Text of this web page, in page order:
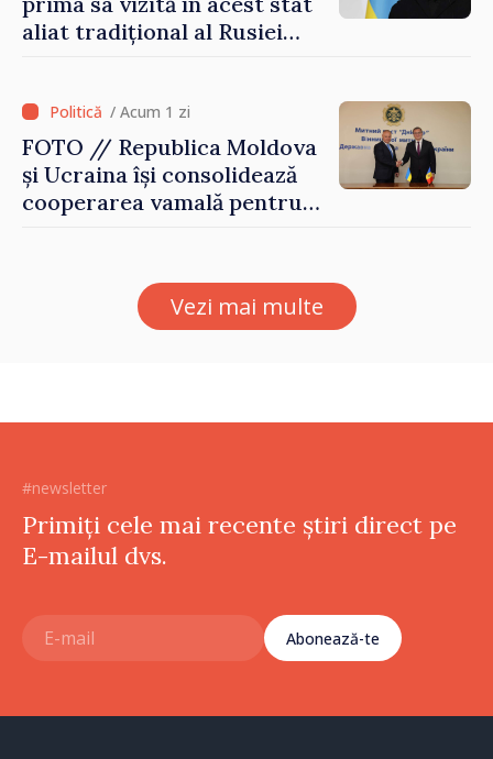
aliat tradițional al Rusiei
/ Acum 1 zi
FOTO // Republica Moldova
și Ucraina își consolidează
cooperarea vamală pentru
Reuniune la Moghiliov-
Vezi mai multe
#newsletter
Primiți cele mai recente știri direct pe
E-mailul dvs.
Abonează-te